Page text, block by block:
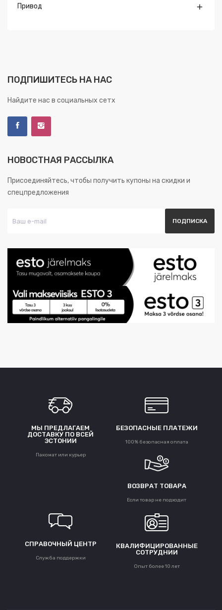
Привод 
ПОДПИШИТЕСЬ НА НАС
Найдите нас в социальных сетх
НОВОСТНАЯ РАССЫЛКА
Присоединяйтесь, чтобы получить купоны на скидки и
спецпредложения
МЫ ПРЕДЛАГАЕМ
ДОСТАВКУ ПО ВСЕЙ
ЭСТОНИИ
Пакомат или курьер
БЕЗОПАСНЫЕ ПЛАТЕЖИ
100% безопасная оплата
ВОЗВРАТ ТОВАРА
Если товар не подходит
СПРАВОЧНЫЙ ЦЕНТР
Служба поддержки
КВАЛИФИЦИРОВАННЫЕ
СОТРУДНИИ
Опыт более 10 лет